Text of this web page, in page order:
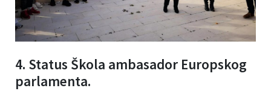
4. Status Škola ambasador Europskog
parlamenta.